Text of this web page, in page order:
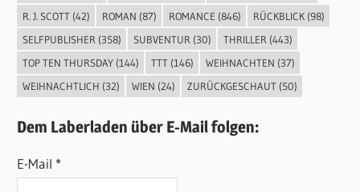
R. J. SCOTT(42) ROMAN (87) ROMANCE (846) RÜCKBLICK(98)
SELFPUBLISHER (358) SUBVENTUR (30) THRILLER (443)
TOP TEN THURSDAY(144) TTT(146) WEIHNACHTEN (37)
WEIHNACHTLICH (32) WIEN (24) ZURÜCKGESCHAUT(50)
Dem Laberladen über E-Mail folgen:
E-Mail *